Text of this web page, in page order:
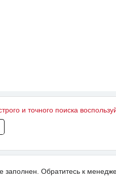
и точного поиска
Обратитесь к